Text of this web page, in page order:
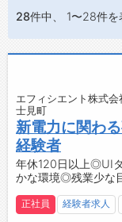
28件中、 1〜28件を
エフィシエント株式
士見町
新電力に関わ
経験者
年休120日以上◎UI
かな環境◎残業少な
正社員 経験者求人